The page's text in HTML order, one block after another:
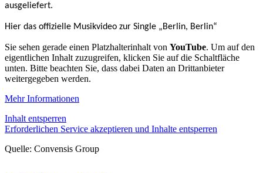
ausgeliefert.
Hier das offizielle Musikvideo zur Single „Berlin, Berlin“
Sie sehen gerade einen Platzhalterinhalt von YouTube. Um auf den
eigentlichen Inhalt zuzugreifen, klicken Sie auf die Schaltfläche
unten. Bitte beachten Sie, dass dabei Daten an Drittanbieter
weitergegeben werden.
Mehr Informationen
Inhalt entsperren
Erforderlichen Service akzeptieren und Inhalte entsperren
Quelle: Convensis Group